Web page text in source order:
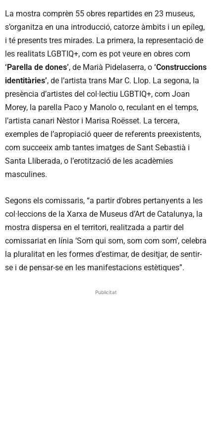
La mostra comprèn 55 obres repartides en 23 museus,
s’organitza en una introducció, catorze àmbits i un epíleg,
i té presents tres mirades. La primera, la representació de
les realitats LGBTIQ+, com es pot veure en obres com
‘Parella de dones’, de Marià Pidelaserra, o ‘Construccions
identitàries’, de l’artista trans Mar C. Llop. La segona, la
presència d’artistes del col·lectiu LGBTIQ+, com Joan
Morey, la parella Paco y Manolo o, reculant en el temps,
l’artista canari Nèstor i Marisa Roësset. La tercera,
exemples de l’apropiació queer de referents preexistents,
com succeeix amb tantes imatges de Sant Sebastià i
Santa Lliberada, o l’erotització de les acadèmies
masculines.
Segons els comissaris, “a partir d’obres pertanyents a les
col·leccions de la Xarxa de Museus d’Art de Catalunya, la
mostra dispersa en el territori, realitzada a partir del
comissariat en línia ‘Som qui som, som com som’, celebra
la pluralitat en les formes d’estimar, de desitjar, de sentir-
se i de pensar-se en les manifestacions estètiques”.
Publicitat